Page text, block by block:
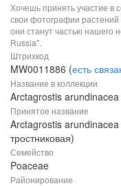
Хочешь принять участие в
свои фотографии растений
они станут частью нашего
Russia".
Штрихкод
MW0011886 (есть
Название в коллекции
Arctagrostis arundinacea
Принятое название
Arctagrostis
тростниковая)
Семейство
Poaceae
Районирование